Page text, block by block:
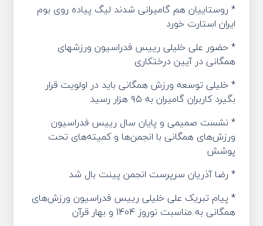
* روستاییان هم گامیرانی شدند لیگ پیاده روی بوم
ایران استارت خورد
* حضور علی خلیلی رییس فدراسیون ورزشهای
همگانی در آیین درختکاری
* خلیلی توسعه ورزش همگانی باید در اولویت قرار
بگیرد کاربران گامیران به ۹۵ هزار رسید
* نشست صمیمی و پایان سال رییس فدراسیون
ورزش‌های همگانی با انجمن‌ها و کمیته‌های تحت
پوشش
* رضا آذریان سرپرست انجمن پینت بال شد
* پیام تبریک علی خلیلی رییس فدراسیون ورزش‌های
همگانی به مناسبت نوروز 1404 و بهار قرآن